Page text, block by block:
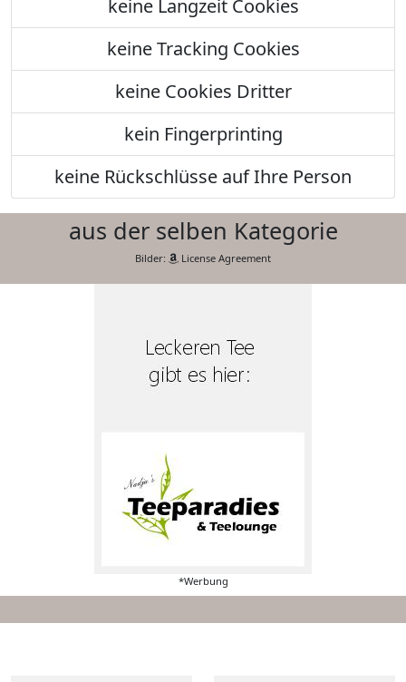
keine Langzeit Cookies
keine Tracking Cookies
keine Cookies Dritter
kein Fingerprinting
keine Rückschlüsse auf Ihre Person
aus der selben Kategorie
Bilder: License Agreement
*Werbung